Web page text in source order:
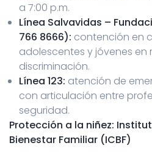
a 7:00 p.m.
Línea Salvavidas –
766 8666): contención en
adolescentes y jóvenes en
discriminación.
Línea 123: atención de
con articulación entre
seguridad.
Protección a la niñez:
Bienestar Familiar (ICBF)